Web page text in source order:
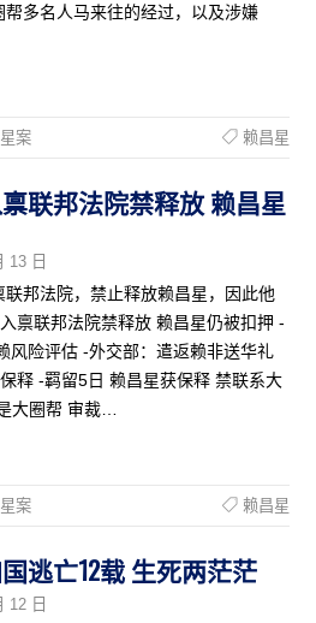
多名人马来往的经过，以及涉嫌
案 赖昌星
禀联邦法院禁释放 赖昌星
13 日
邦法院，禁止释放赖昌星，因此他
禀联邦法院禁释放 赖昌星仍被扣押 -
风险评估 -外交部：遣返赖非送华礼
释 -羁留5日 赖昌星获保释 禁联系大
大圈帮 审裁…
案 赖昌星
国逃亡12载 生死两茫茫
12 日